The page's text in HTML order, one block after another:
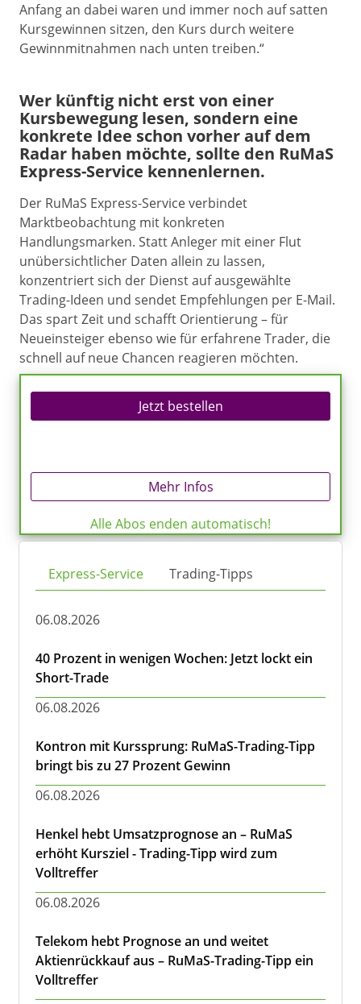
Anfang an dabei waren und immer noch auf satten
Kursgewinnen sitzen, den Kurs durch weitere
Gewinnmitnahmen nach unten treiben.“
Wer künftig nicht erst von einer
Kursbewegung lesen, sondern eine
konkrete Idee schon vorher auf dem
Radar haben möchte, sollte den RuMaS
Express-Service kennenlernen.
Der RuMaS Express-Service verbindet
Marktbeobachtung mit konkreten
Handlungsmarken. Statt Anleger mit einer Flut
unübersichtlicher Daten allein zu lassen,
konzentriert sich der Dienst auf ausgewählte
Trading-Ideen und sendet Empfehlungen per E-Mail.
Das spart Zeit und schafft Orientierung – für
Neueinsteiger ebenso wie für erfahrene Trader, die
schnell auf neue Chancen reagieren möchten.
Jetzt bestellen
Mehr Infos
Alle Abos enden automatisch!
Express-Service Trading-Tipps
06.08.2026
40 Prozent in wenigen Wochen: Jetzt lockt ein
Short-Trade
06.08.2026
Kontron mit Kurssprung: RuMaS-Trading-Tipp
bringt bis zu 27 Prozent Gewinn
06.08.2026
Henkel hebt Umsatzprognose an – RuMaS
erhöht Kursziel - Trading-Tipp wird zum
Volltreffer
06.08.2026
Telekom hebt Prognose an und weitet
Aktienrückkauf aus – RuMaS-Trading-Tipp ein
Volltreffer